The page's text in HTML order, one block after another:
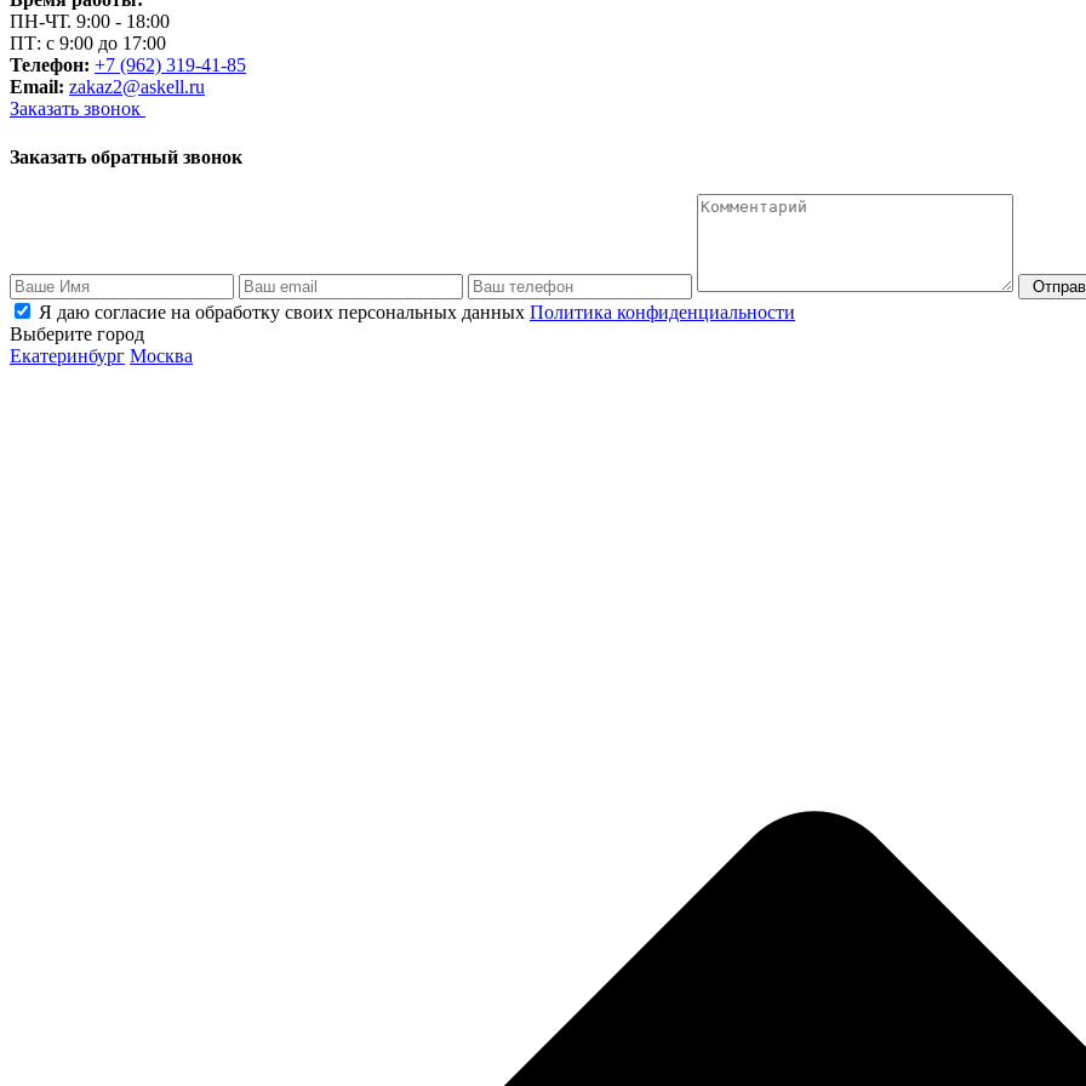
ПН-ЧТ. 9:00 - 18:00
ПТ: с 9:00 до 17:00
Телефон: +7 (962) 319-41-85
Email: zakaz2@askell.ru
Заказать звонок
Заказать обратный звонок
Я даю согласие на обработку своих персональных данных Политика конфиденциальности
Выберите город
Екатеринбург Москва